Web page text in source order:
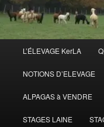
principal
L’ÉLEVAGE KerLA
NOTIONS D’ELEVAGE
ALPAGAS à VENDRE
STAGES LAINE